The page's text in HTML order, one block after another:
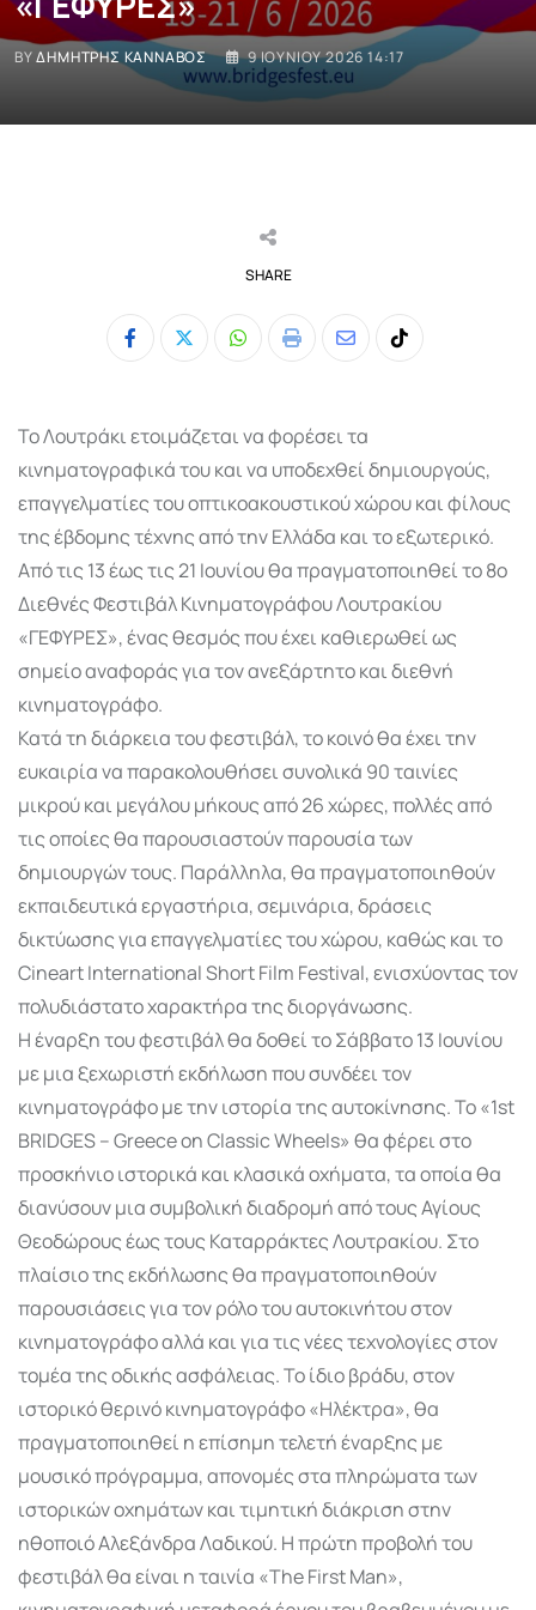
BYΔΗΜΉΤΡΗΣ ΚΑΝΝΑΒΌΣ 9 ΙΟΥΝΊΟΥ 2026 14:17
SHARE
Whatsapp
Print
ShareTiktok
Το Λουτράκι ετοιμάζεται να φορέσει τα
κινηματογραφικά του και να υποδεχθεί δημιουργούς,
επαγγελματίες του οπτικοακουστικού χώρου και φίλους
της έβδομης τέχνης από την Ελλάδα και το εξωτερικό.
Από τις 13 έως τις 21 Ιουνίου θα πραγματοποιηθεί το 8ο
Διεθνές Φεστιβάλ Κινηματογράφου Λουτρακίου
«ΓΕΦΥΡΕΣ», ένας θεσμός που έχει καθιερωθεί ως
σημείο αναφοράς για τον ανεξάρτητο και διεθνή
κινηματογράφο.
Κατά τη διάρκεια του φεστιβάλ, το κοινό θα έχει την
ευκαιρία να παρακολουθήσει συνολικά 90 ταινίες
μικρού και μεγάλου μήκους από 26 χώρες, πολλές από
τις οποίες θα παρουσιαστούν παρουσία των
δημιουργών τους. Παράλληλα, θα πραγματοποιηθούν
εκπαιδευτικά εργαστήρια, σεμινάρια, δράσεις
δικτύωσης για επαγγελματίες του χώρου, καθώς και το
Cineart International Short Film Festival, ενισχύοντας τον
πολυδιάστατο χαρακτήρα της διοργάνωσης.
Η έναρξη του φεστιβάλ θα δοθεί το Σάββατο 13 Ιουνίου
με μια ξεχωριστή εκδήλωση που συνδέει τον
κινηματογράφο με την ιστορία της αυτοκίνησης. Το «1st
BRIDGES – Greece on Classic Wheels» θα φέρει στο
προσκήνιο ιστορικά και κλασικά οχήματα, τα οποία θα
διανύσουν μια συμβολική διαδρομή από τους Αγίους
Θεοδώρους έως τους Καταρράκτες Λουτρακίου. Στο
πλαίσιο της εκδήλωσης θα πραγματοποιηθούν
παρουσιάσεις για τον ρόλο του αυτοκινήτου στον
κινηματογράφο αλλά και για τις νέες τεχνολογίες στον
τομέα της οδικής ασφάλειας. Το ίδιο βράδυ, στον
ιστορικό θερινό κινηματογράφο «Ηλέκτρα», θα
πραγματοποιηθεί η επίσημη τελετή έναρξης με
μουσικό πρόγραμμα, απονομές στα πληρώματα των
ιστορικών οχημάτων και τιμητική διάκριση στην
ηθοποιό Αλεξάνδρα Λαδικού. Η πρώτη προβολή του
φεστιβάλ θα είναι η ταινία «The First Man»,